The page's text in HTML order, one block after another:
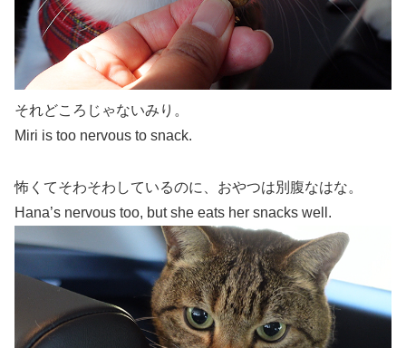
それどころじゃないみり。
Miri is too nervous to snack.
怖くてそわそわしているのに、おやつは別腹なはな。
Hana’s nervous too, but she eats her snacks well.